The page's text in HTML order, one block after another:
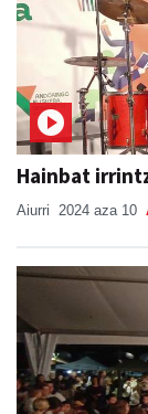
Hainbat
Aiurri 2024 aza 10